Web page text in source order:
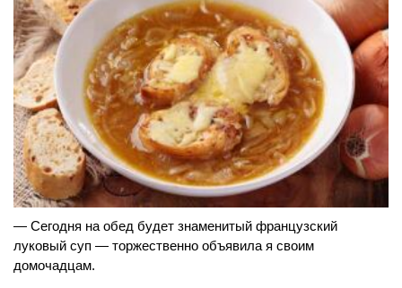
— Сегодня на обед будет знаменитый французский
луковый суп — торжественно объявила я своим
домочадцам.